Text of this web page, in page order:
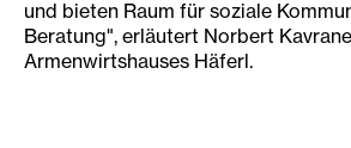
und bieten Raum für soziale
Beratung", erläutert Norbert
Armenwirtshauses Häferl.